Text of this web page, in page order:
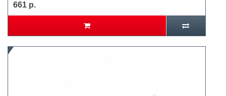
661 р.